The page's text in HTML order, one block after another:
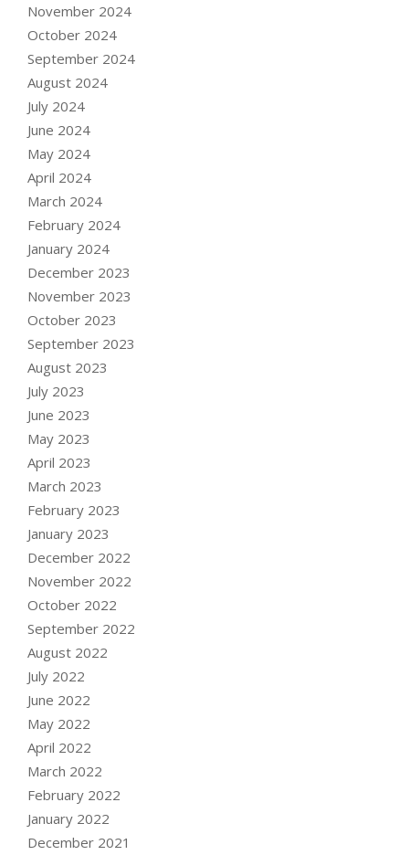
November 2024
October 2024
September 2024
August 2024
July 2024
June 2024
May 2024
April 2024
March 2024
February 2024
January 2024
December 2023
November 2023
October 2023
September 2023
August 2023
July 2023
June 2023
May 2023
April 2023
March 2023
February 2023
January 2023
December 2022
November 2022
October 2022
September 2022
August 2022
July 2022
June 2022
May 2022
April 2022
March 2022
February 2022
January 2022
December 2021